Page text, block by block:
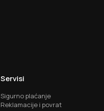
Servisi
Sigurno plaćanje
Reklamacije i povrat